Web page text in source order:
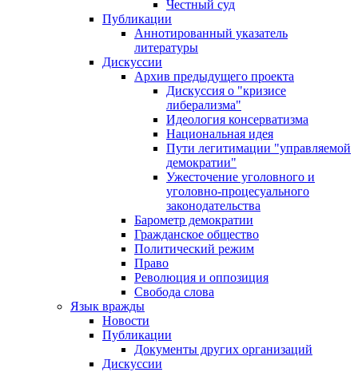
Честный суд
Публикации
Аннотированный указатель
литературы
Дискуссии
Архив предыдущего проекта
Дискуссия о "кризисе
либерализма"
Идеология консерватизма
Национальная идея
Пути легитимации "управляемой
демократии"
Ужесточение уголовного и
уголовно-процесуального
законодательства
Барометр демократии
Гражданское общество
Политический режим
Право
Революция и оппозиция
Свобода слова
Язык вражды
Новости
Публикации
Документы других организаций
Дискуссии